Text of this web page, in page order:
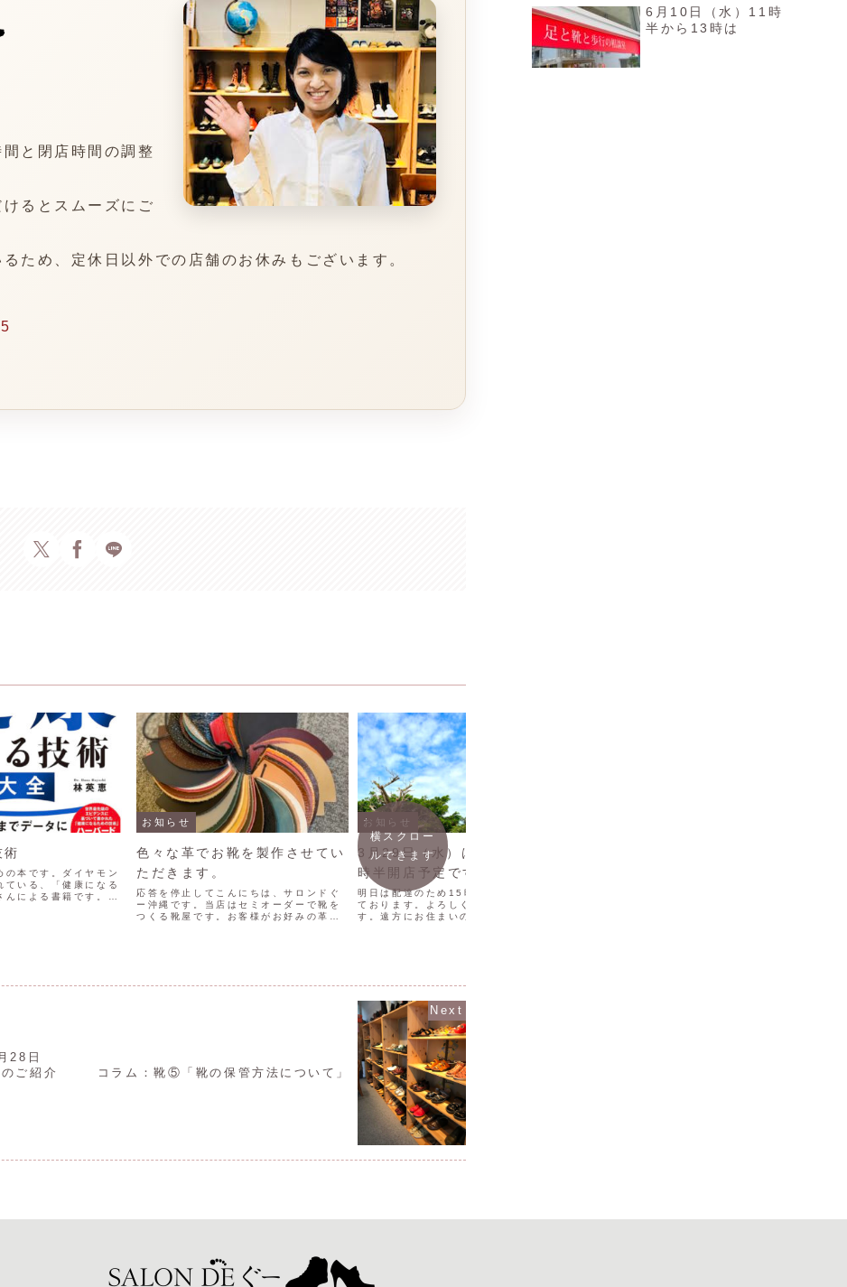
と閉店時間の調整
るとスムーズにご
ため、定休日以外での店舗のお休みもございます。
術
の本です。ダイヤモン
ている、「健康になる
んによる書籍です。
お知らせ
色々な革でお靴を製作させてい
ただきます。
応答を停止してこんにちは、サロンドぐ
ー沖縄です。当店はセミオーダーで靴を
つくる靴屋です。お客様がお好みの革を
お知らせ
3月29日（水）は配達のため15
時半開店予定です。
明日は配達のため15時半開店予定となっ
ております。よろしくお願いいたしま
す。遠方にお住まいのお客様で那覇まで
横スクロー
ルできます
28日
ご紹介
コラム：靴⑤「靴の保管方法について」
6月10日（水）11時
半から13時は